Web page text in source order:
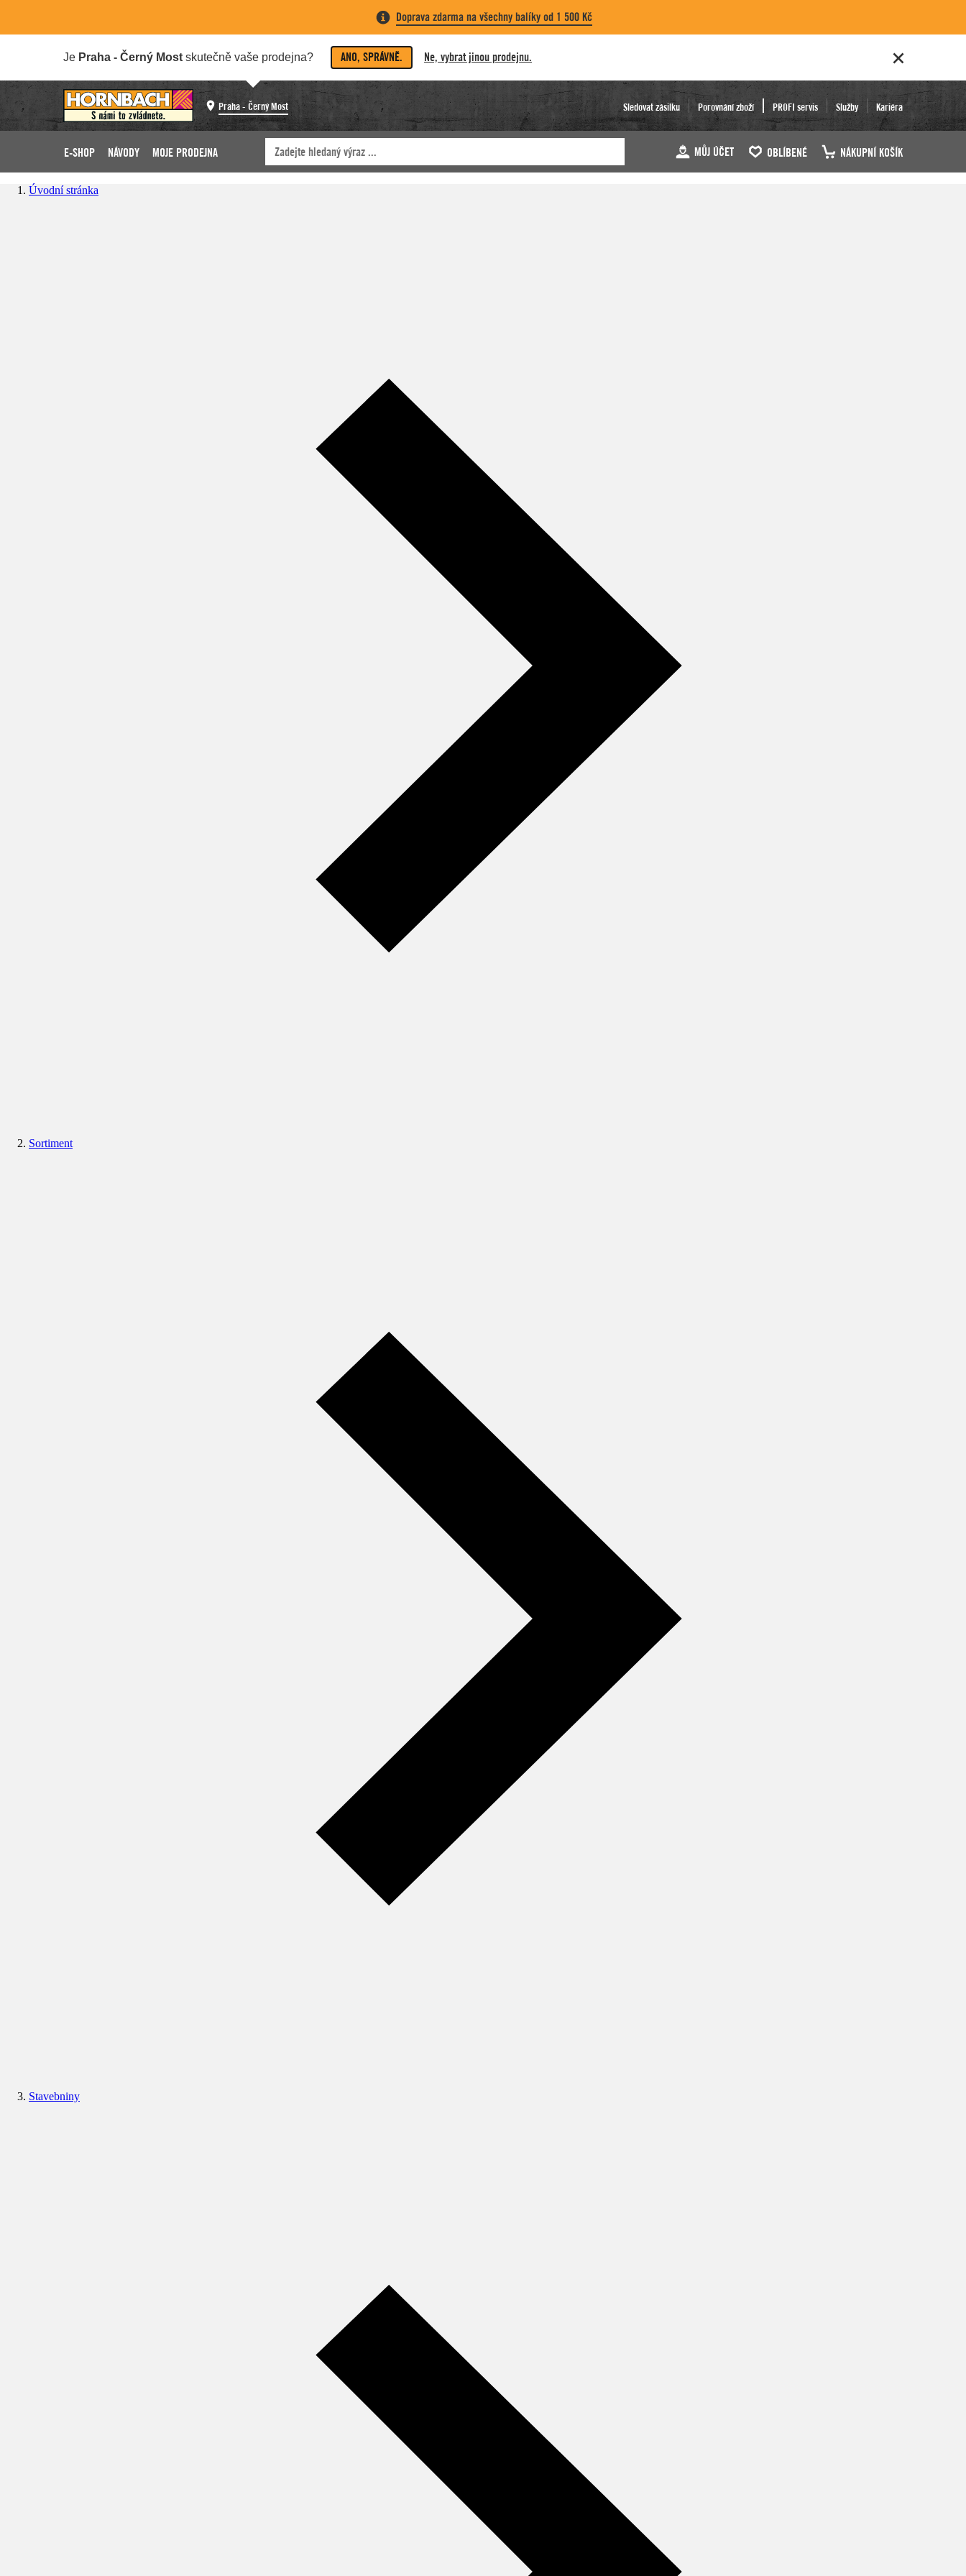
Doprava zdarma na všechny balíky od 1 500 Kč
Je Praha - Černý Most skutečně vaše prodejna? ANO, SPRÁVNĚ. Ne, vybrat jinou prodejnu.
Praha - Černý Most Sledovat zásilku Porovnání zboží PROFI servis Služby Kariéra
E-SHOP NÁVODY MOJE PRODEJNA MŮJ ÚČET OBLÍBENÉ NÁKUPNÍ KOŠÍK
Úvodní stránka
Sortiment
Stavebniny